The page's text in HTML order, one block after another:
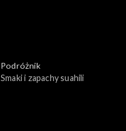
Podróżnik
Smaki i zapachy suahili